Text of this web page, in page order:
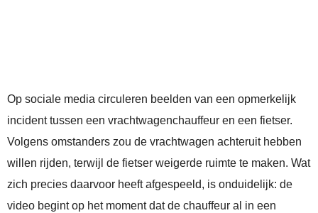
Op sociale media circuleren beelden van een opmerkelijk
incident tussen een vrachtwagenchauffeur en een fietser.
Volgens omstanders zou de vrachtwagen achteruit hebben
willen rijden, terwijl de fietser weigerde ruimte te maken. Wat
zich precies daarvoor heeft afgespeeld, is onduidelijk: de
video begint op het moment dat de chauffeur al in een